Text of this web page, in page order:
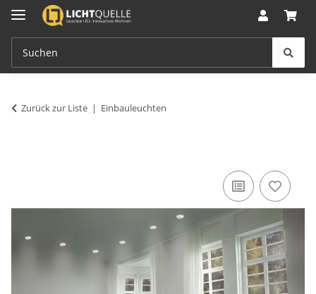
Zurück zur Liste Einbauleuchten